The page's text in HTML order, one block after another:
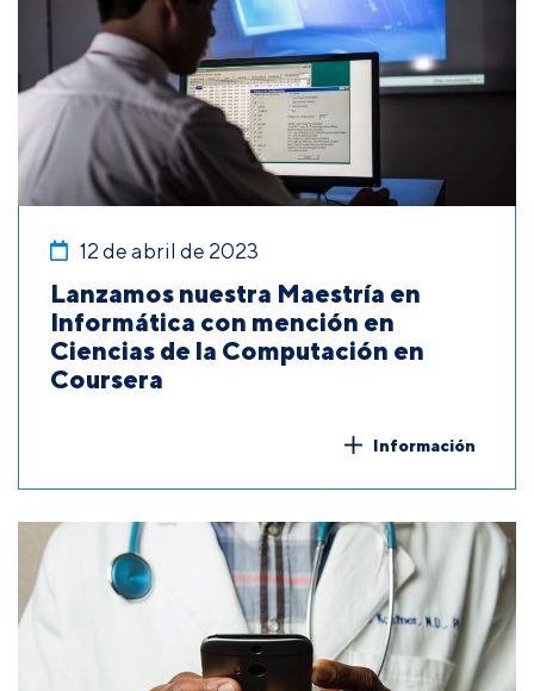
12 de abril de 2023
Lanzamos nuestra Maestría en
Informática con mención en
Ciencias de la Computación en
Coursera
Información